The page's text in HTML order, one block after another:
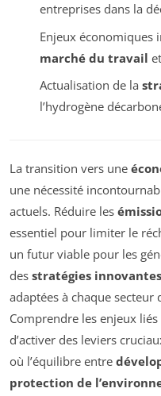
entreprises dans la
Enjeux économiques
marché du travail
Actualisation de la
l’hydrogène
La transition vers une
une nécessité
actuels. Réduire les
essentiel pour limiter le
un futur viable pour les
des stratégies innovantes
adaptées à chaque secteur
Comprendre les enjeux
d’activer des leviers
où l’équilibre entre
protection de